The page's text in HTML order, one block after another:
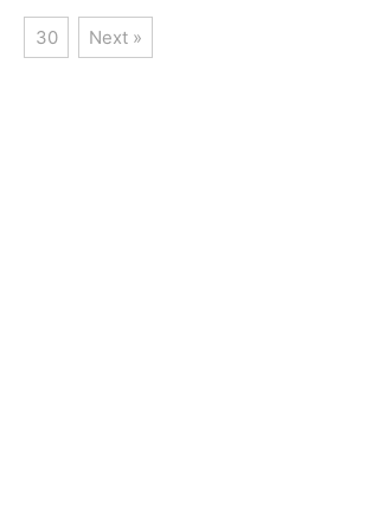
Muse」 ワシントン州エベレット
のウォーターフロントに、まるで
タイムスリップしたかのような特
30 Next »